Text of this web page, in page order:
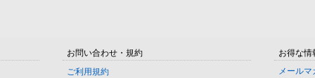
お問い合わせ・規約
ご利用規約
お得な情
メールマ